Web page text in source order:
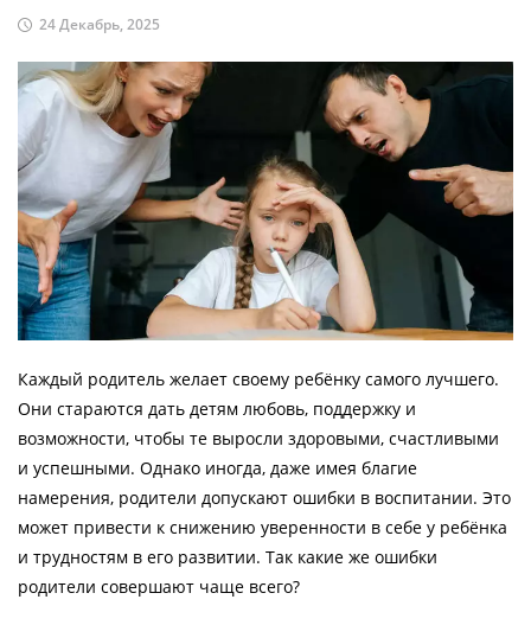
24 Декабрь, 2025
Каждый родитель желает своему ребёнку самого лучшего.
Они стараются дать детям любовь, поддержку и
возможности, чтобы те выросли здоровыми, счастливыми
и успешными. Однако иногда, даже имея благие
намерения, родители допускают ошибки в воспитании. Это
может привести к снижению уверенности в себе у ребёнка
и трудностям в его развитии. Так какие же ошибки
родители совершают чаще всего?